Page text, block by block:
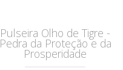
Pulseira Olho de Tigre -
Pedra da Proteção e da
Prosperidade